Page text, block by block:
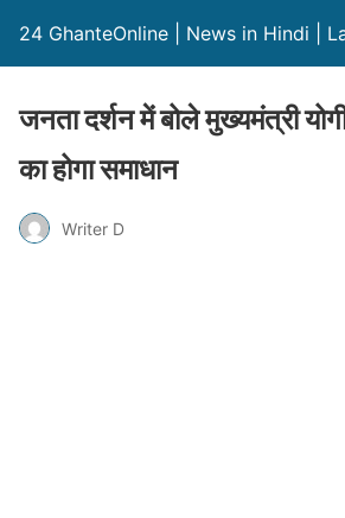
24 GhanteOnline | News in Hindi |
जनता दर्शन में बोले मुख्यमंत्री
का होगा समाधान
Writer D